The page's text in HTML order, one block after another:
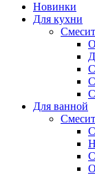
Новинки
Для кухни
Для ванной